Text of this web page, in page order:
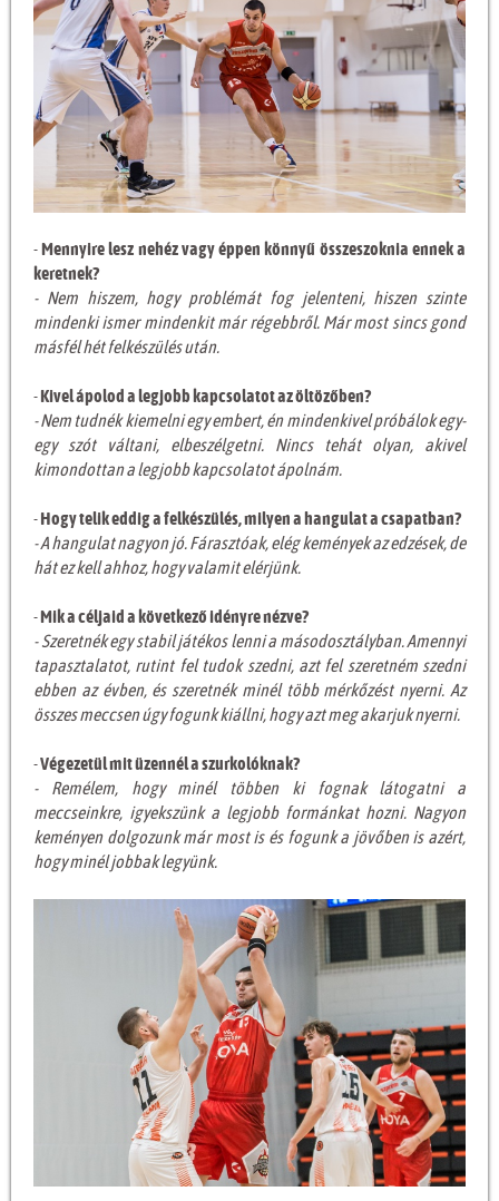
-Mennyire lesz nehéz vagy éppen könnyű összeszoknia ennek a
keretnek?
- Nem hiszem, hogy problémát fog jelenteni, hiszen szinte
mindenki ismer mindenkit már régebbről. Már most sincs gond
másfél hét felkészülés után.
-Kivel ápolod a legjobb kapcsolatot az öltözőben?
- Nem tudnék kiemelni egy embert, én mindenkivel próbálok egy-
egy szót váltani, elbeszélgetni. Nincs tehát olyan, akivel
kimondottan a legjobb kapcsolatot ápolnám.
-Hogy telik eddig a felkészülés, milyen a hangulat a csapatban?
- A hangulat nagyon jó. Fárasztóak, elég kemények az edzések, de
hát ez kell ahhoz, hogy valamit elérjünk.
-Mik a céljaid a következő idényre nézve?
- Szeretnék egy stabil játékos lenni a másodosztályban. Amennyi
tapasztalatot, rutint fel tudok szedni, azt fel szeretném szedni
ebben az évben, és szeretnék minél több mérkőzést nyerni. Az
összes meccsen úgy fogunk kiállni, hogy azt meg akarjuk nyerni.
-Végezetül mit üzennél a szurkolóknak?
- Remélem, hogy minél többen ki fognak látogatni a
meccseinkre, igyekszünk a legjobb formánkat hozni. Nagyon
keményen dolgozunk már most is és fogunk a jövőben is azért,
hogy minél jobbak legyünk.